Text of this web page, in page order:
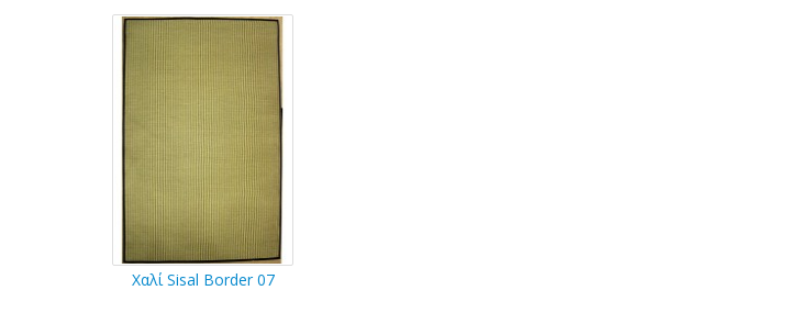
Χαλί Sisal Border 07